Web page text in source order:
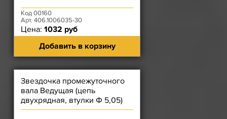
Код 00160
Арт. 406.1006035-30
Цена: 1032 руб
Добавить в корзину
Звездочка промежуточного
вала Ведущая (цепь
двухрядная, втулки Ф 5,05)
ЗМЗ-406, 514